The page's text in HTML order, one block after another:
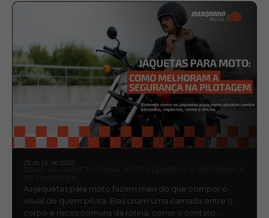
29 de jul. de 2026
As jaquetas para moto fazem mais do que compor o
visual de quem pilota. Elas criam uma camada entre o
corpo e riscos comuns da rotina, como o contato …